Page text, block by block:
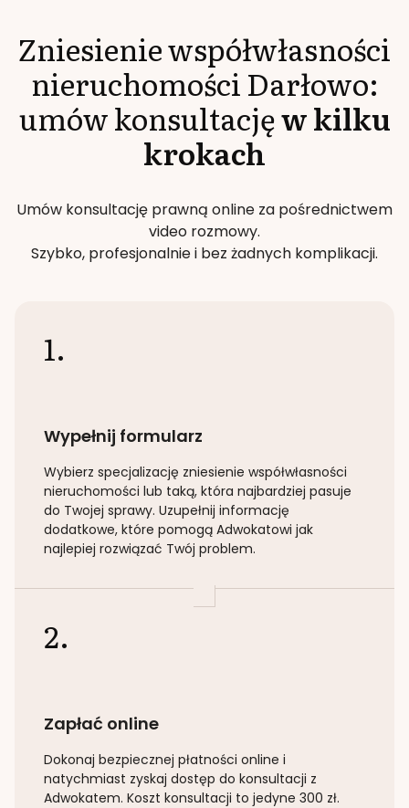
Zniesienie współwłasności
nieruchomościDarłowo:
umów konsultacjęw kilku
krokach
Umów konsultację prawną online za pośrednictwem
video rozmowy.
Szybko, profesjonalnie i bez żadnych komplikacji.
1.
Wypełnij formularz
Wybierz specjalizację zniesienie współwłasności
nieruchomości lub taką, która najbardziej pasuje
do Twojej sprawy. Uzupełnij informację
dodatkowe, które pomogą Adwokatowi jak
najlepiej rozwiązać Twój problem.
2.
Zapłać online
Dokonaj bezpiecznej płatności online i
natychmiast zyskaj dostęp do konsultacji z
Adwokatem. Koszt konsultacji to jedyne 300 zł.